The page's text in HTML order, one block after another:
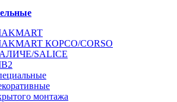
КОРСО/CORSO
SALICE
монтажа